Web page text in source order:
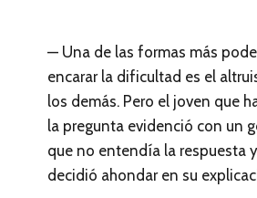
— Una de las formas más
encarar la dificultad es el
los demás. Pero el joven que
la pregunta evidenció con un
que no entendía la respuesta
decidió ahondar en su